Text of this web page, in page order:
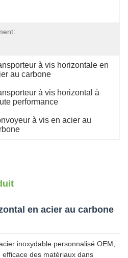
à vis horizontale en
au carbone
à vis horizontal à
performance
à vis en acier au
en acier au carbone
inoxydable personnalisé OEM,
des matériaux dans